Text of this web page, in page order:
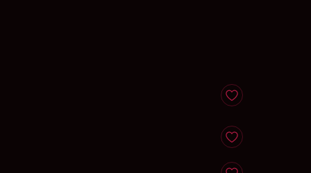
Anadir a favoritos
Anadir a favoritos